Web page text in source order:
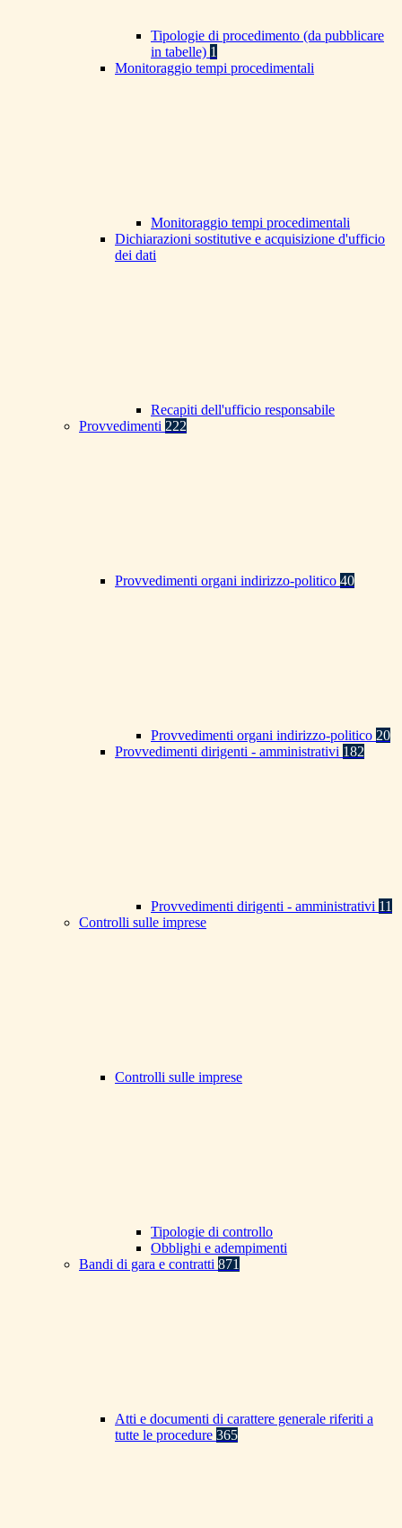
Tipologie di procedimento (da pubblicare
in tabelle) 1
Monitoraggio tempi procedimentali
Monitoraggio tempi procedimentali
Dichiarazioni sostitutive e acquisizione d'ufficio
dei dati
Recapiti dell'ufficio responsabile
Provvedimenti 222
Provvedimenti organi indirizzo-politico 40
Provvedimenti organi indirizzo-politico 20
Provvedimenti dirigenti - amministrativi 182
Provvedimenti dirigenti - amministrativi 11
Controlli sulle imprese
Controlli sulle imprese
Tipologie di controllo
Obblighi e adempimenti
Bandi di gara e contratti 871
Atti e documenti di carattere generale riferiti a
tutte le procedure 365